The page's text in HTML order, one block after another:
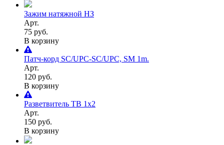
Зажим натяжной НЗ
Арт.
75 руб.
В корзину
Патч-корд SC/UPC-SC/UPC, SM 1m.
Арт.
120 руб.
В корзину
Разветвитель ТВ 1х2
Арт.
150 руб.
В корзину